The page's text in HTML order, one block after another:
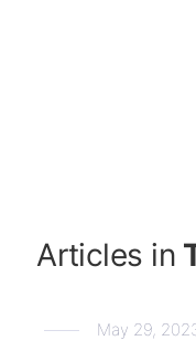
Articles in
May 29,